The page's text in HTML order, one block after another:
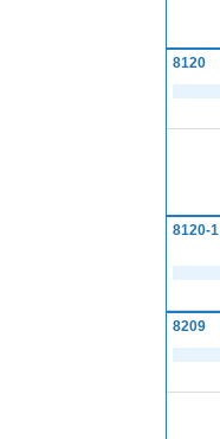
8120
8120-1
8209